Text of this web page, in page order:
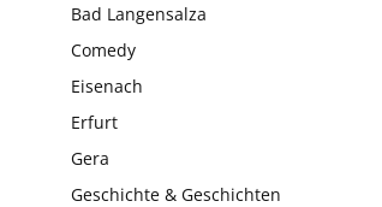
Bad Langensalza
Comedy
Eisenach
Erfurt
Gera
Geschichte & Geschichten